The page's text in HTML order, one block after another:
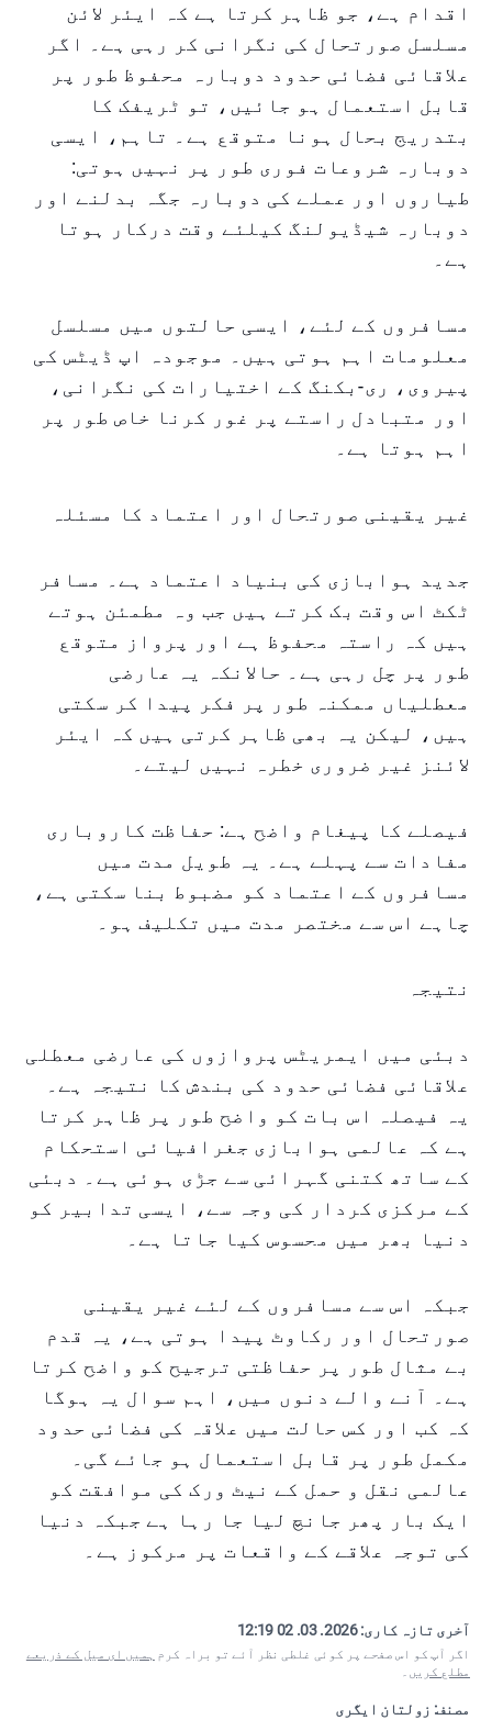
اقدام ہے، جو ظاہر کرتا ہے کہ ایئر لائن
مسلسل صورتحال کی نگرانی کر رہی ہے۔ اگر
علاقائی فضائی حدود دوبارہ محفوظ طور پر
قابل استعمال ہو جائیں، تو ٹریفک کا
بتدریج بحال ہونا متوقع ہے۔ تاہم، ایسی
دوبارہ شروعات فوری طور پر نہیں ہوتی:
طیاروں اور عملے کی دوبارہ جگہ بدلنے اور
دوبارہ شیڈیولنگ کیلئے وقت درکار ہوتا
ہے۔
مسافروں کے لئے، ایسی حالتوں میں مسلسل
معلومات اہم ہوتی ہیں۔ موجودہ اپ ڈیٹس کی
پیروی، ری-بکنگ کے اختیارات کی نگرانی،
اور متبادل راستے پر غور کرنا خاص طور پر
اہم ہوتا ہے۔
غیر یقینی صورتحال اور اعتماد کا مسئلہ
جدید ہوابازی کی بنیاد اعتماد ہے۔ مسافر
ٹکٹ اس وقت بک کرتے ہیں جب وہ مطمئن ہوتے
ہیں کہ راستہ محفوظ ہے اور پرواز متوقع
طور پر چل رہی ہے۔ حالانکہ یہ عارضی
معطلیاں ممکنہ طور پر فکر پیدا کر سکتی
ہیں، لیکن یہ بھی ظاہر کرتی ہیں کہ ایئر
لائنز غیر ضروری خطرہ نہیں لیتے۔
فیصلے کا پیغام واضح ہے: حفاظت کاروباری
مفادات سے پہلے ہے۔ یہ طویل مدت میں
مسافروں کے اعتماد کو مضبوط بنا سکتی ہے،
چاہے اس سے مختصر مدت میں تکلیف ہو۔
نتیجہ
دبئی میں ایمریٹس پروازوں کی عارضی معطلی
علاقائی فضائی حدود کی بندش کا نتیجہ ہے۔
یہ فیصلہ اس بات کو واضح طور پر ظاہر کرتا
ہے کہ عالمی ہوابازی جغرافیائی استحکام
کے ساتھ کتنی گہرائی سے جڑی ہوئی ہے۔ دبئی
کے مرکزی کردار کی وجہ سے، ایسی تدابیر کو
دنیا بھر میں محسوس کیا جاتا ہے۔
جبکہ اس سے مسافروں کے لئے غیر یقینی
صورتحال اور رکاوٹ پیدا ہوتی ہے، یہ قدم
بے مثال طور پر حفاظتی ترجیح کو واضح کرتا
ہے۔ آنے والے دنوں میں، اہم سوال یہ ہوگا
کہ کب اور کس حالت میں علاقہ کی فضائی حدود
مکمل طور پر قابل استعمال ہو جائے گی۔
عالمی نقل و حمل کے نیٹ ورک کی موافقت کو
ایک بار پھر جانچ لیا جا رہا ہے جبکہ دنیا
کی توجہ علاقے کے واقعات پر مرکوز ہے۔
آخری تازہ کاری:2026. 03. 02 12:19
اگر آپ کو اس صفحے پر کوئی غلطی نظر آئے تو براہ کرم ہمیں ای میل کے ذریعے
مطلع کریں ۔
مصنف: زولتان ایگری